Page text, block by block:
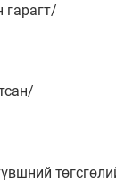
гарагт/